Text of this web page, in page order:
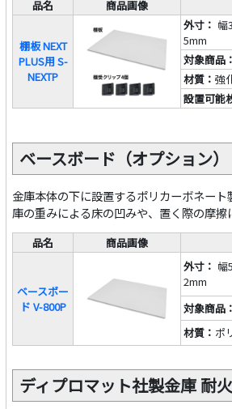
品名 商品画像
棚板 NEXT
PLUS用 S-
NEXTP
外寸： 幅
5mm
対象商品
材質：強
設置可能
ベースボード（オプション）
金庫本体の下に設置するポリカーボネー
庫の重みによる床の凹みや、置く際の摩擦
品名 商品画像
ベースボー
ド V-800P
外寸： 幅
2mm
対象商品
材質： ポ
ディプロマット社製金庫 耐